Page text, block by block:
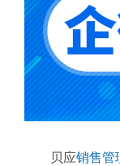
贝应销售管